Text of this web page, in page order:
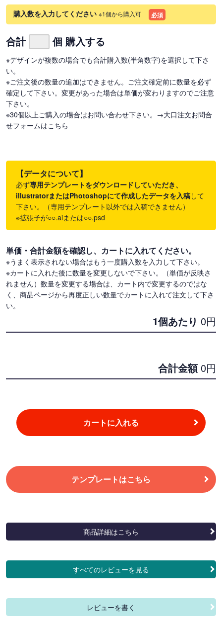
購入数を入力してください ※1個から購入可 必須
合計 個 購入する
※デザインが複数の場合でも合計購入数(半角数字)を選択して下さ
い。
※ご注文後の数量の追加はできません。ご注文確定前に数量を必ず
確定して下さい。変更があった場合は単価が変わりますのでご注意
下さい。
※30個以上ご購入の場合はお問い合わせ下さい。 →大口注文お問合
せフォームはこちら
【データについて】
必ず専用テンプレートをダウンロードしていただき、
illustratorまたはPhotoshopにて作成したデータを入稿して
下さい。（専用テンプレート以外では入稿できません）
※拡張子が○○.aiまたは○○.psd
単価・合計金額を確認し、カートに入れてください。
※うまく表示されない場合はもう一度購入数を入力して下さい。
※カートに入れた後に数量を変更しないで下さい。（単価が反映さ
れません）数量を変更する場合は、カート内で変更するのではな
く、商品ページから再度正しい数量でカートに入れて注文して下さ
い。
1個あたり 0円
合計金額 0円
カートに入れる
テンプレートはこちら
商品詳細はこちら
すべてのレビューを見る
レビューを書く